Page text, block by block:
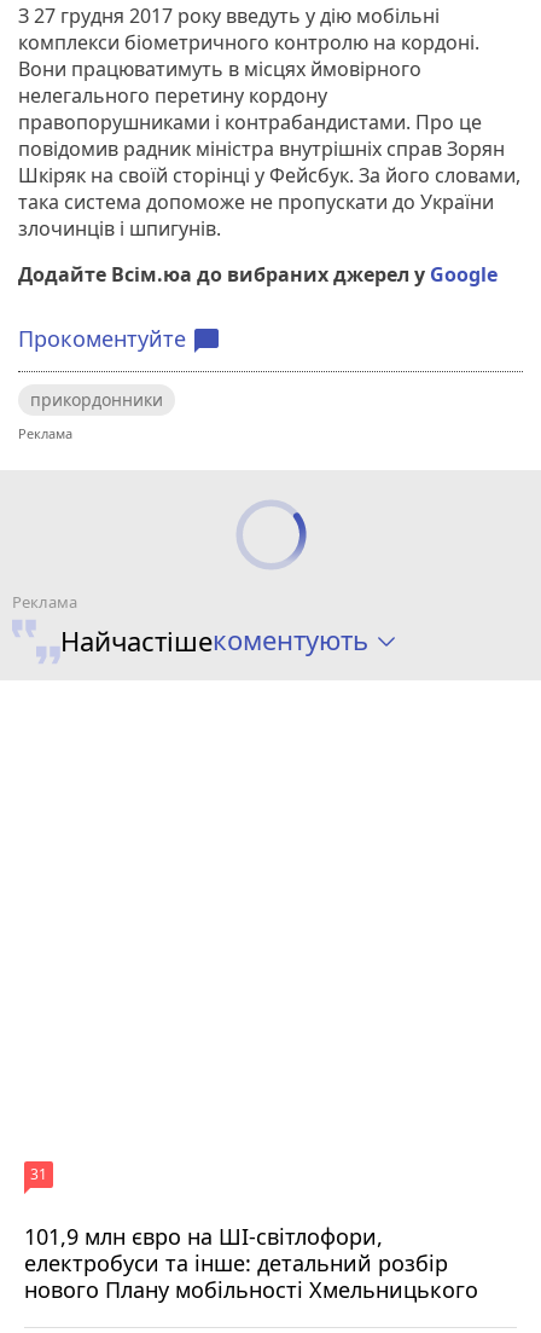
З 27 грудня 2017 року введуть у дію мобільні
комплекси біометричного контролю на кордоні.
Вони працюватимуть в місцях ймовірного
нелегального перетину кордону
правопорушниками і контрабандистами. Про це
повідомив радник міністра внутрішніх справ Зорян
Шкіряк на своїй сторінці у Фейсбук. За його словами,
така система допоможе не пропускати до України
злочинців і шпигунів.
Додайте Всім.юа до вибраних джерел у Google
Прокоментуйте chat_bubble
прикордонники
Найчастішекоментують
101,9 млн євро на ШІ-світлофори,
електробуси та інше: детальний розбір
нового Плану мобільності Хмельницького
31